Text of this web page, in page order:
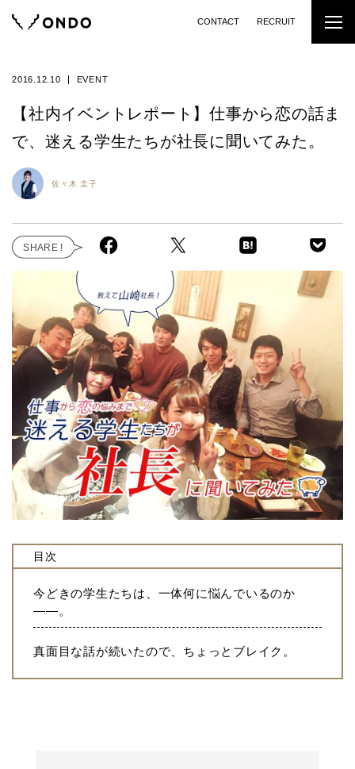
CONTACT RECRUIT
2016.12.10 EVENT
【社内イベントレポート】仕事から恋の話ま
で、迷える学生たちが社長に聞いてみた。
佐々木 圭子
目次
今どきの学生たちは、一体何に悩んでいるのか
――。
真面目な話が続いたので、ちょっとブレイク。